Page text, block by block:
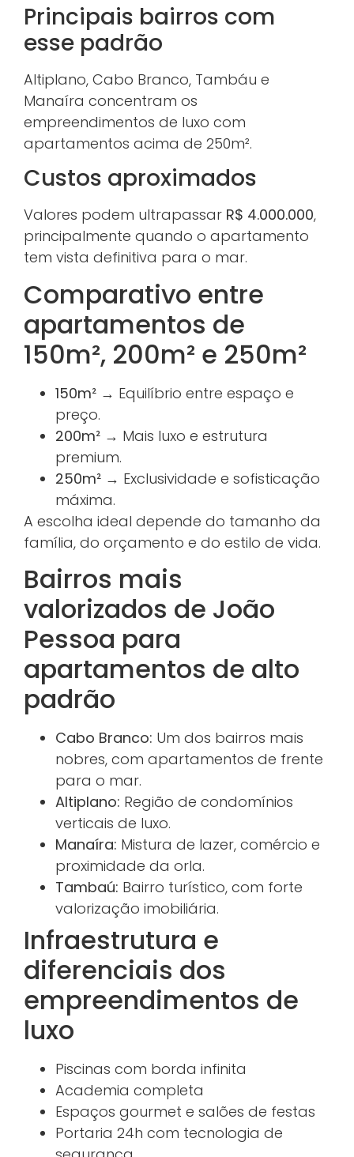
Principais bairros com
esse padrão
Altiplano, Cabo Branco, Tambáu e
Manaíra concentram os
empreendimentos de luxo com
apartamentos acima de 250m².
Custos aproximados
Valores podem ultrapassar R$ 4.000.000,
principalmente quando o apartamento
tem vista definitiva para o mar.
Comparativo entre
apartamentos de
150m², 200m² e 250m²
150m² → Equilíbrio entre espaço e
preço.
200m² → Mais luxo e estrutura
premium.
250m² → Exclusividade e sofisticação
máxima.
A escolha ideal depende do tamanho da
família, do orçamento e do estilo de vida.
Bairros mais
valorizados de João
Pessoa para
apartamentos de alto
padrão
Cabo Branco: Um dos bairros mais
nobres, com apartamentos de frente
para o mar.
Altiplano: Região de condomínios
verticais de luxo.
Manaíra: Mistura de lazer, comércio e
proximidade da orla.
Tambaú: Bairro turístico, com forte
valorização imobiliária.
Infraestrutura e
diferenciais dos
empreendimentos de
luxo
Piscinas com borda infinita
Academia completa
Espaços gourmet e salões de festas
Portaria 24h com tecnologia de